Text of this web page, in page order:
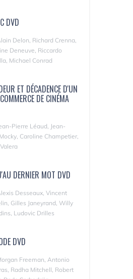
DVD
Delon, Richard Crenna,
Deneuve, Riccardo
Michael Conrad
ET DÉCADENCE D'UN
DE CINÉMA
Pierre Léaud, Jean-
Caroline Champetier,
DERNIER MOT DVD
Desseaux, Vincent
Gilles Janeyrand, Willy
Ludovic Drilles
DVD
Freeman, Antonio
Radha Mitchell, Robert